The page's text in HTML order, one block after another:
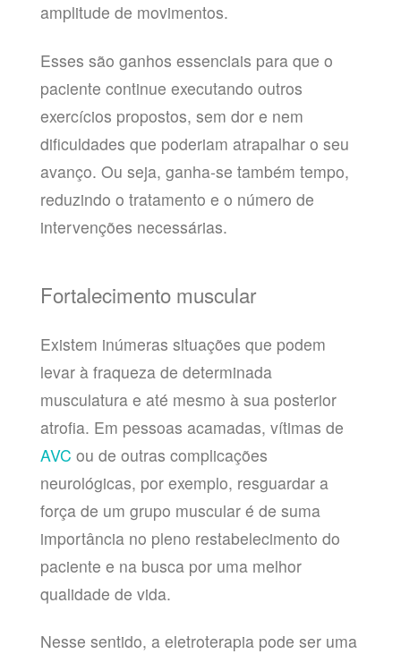
amplitude de movimentos.
Esses são ganhos essenciais para que o
paciente continue executando outros
exercícios propostos, sem dor e nem
dificuldades que poderiam atrapalhar o seu
avanço. Ou seja, ganha-se também tempo,
reduzindo o tratamento e o número de
intervenções necessárias.
Fortalecimento muscular
Existem inúmeras situações que podem
levar à fraqueza de determinada
musculatura e até mesmo à sua posterior
atrofia. Em pessoas acamadas, vítimas de
AVC ou de outras complicações
neurológicas, por exemplo, resguardar a
força de um grupo muscular é de suma
importância no pleno restabelecimento do
paciente e na busca por uma melhor
qualidade de vida.
Nesse sentido, a eletroterapia pode ser uma